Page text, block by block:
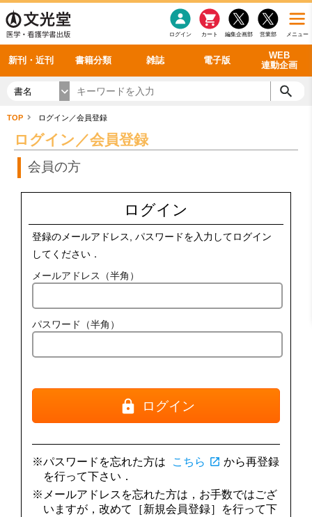
メニュー
営業部
編集企画部
カート
ログイン
新刊・近刊 書籍分類 雑誌 電子版
WEB
連動企画
感染症 老年医学
看護・介護
呼吸器
循環器
シリーズ一覧
雑誌投稿規定
理学療法
雑誌案内・年間購読 最新号 バックナンバー
電子書籍
電子雑誌
書籍「データに基づく臨床動作分析」WEB動画
書籍「眼手術学」WEB動画
書籍「神経症候学 II 改訂第二版」 WEB動画
新刊一覧
今後の発行予定
書名
TOP ログイン／会員登録
ログイン／会員登録
会員の方
ログイン
登録のメールアドレス, パスワードを入力してログイン
してください．
メールアドレス（半角）
パスワード（半角）
ログイン
※パスワードを忘れた方は こちら open_in_new から再登録
を行って下さい．
※メールアドレスを忘れた方は，お手数ではござ
いますが，改めて［新規会員登録］を行って下